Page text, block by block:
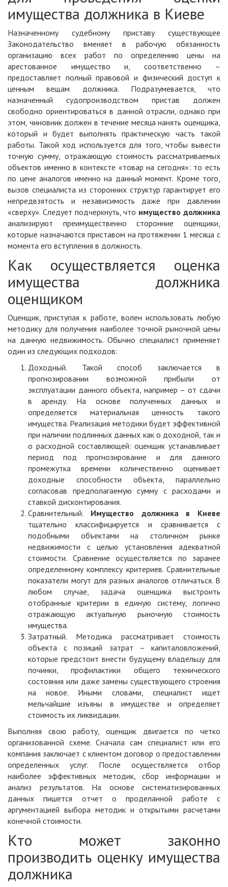
имущества должника в Киеве
Назначенному судебному приставу существующее
Законодательство вменяет в рабочую обязанность
организацию всех работ по определению цены на
арестованное имущество и, соответственно –
предоставляет полный правовой и физический доступ к
ценным вещам должника. Подразумевается, что
назначенный судопроизводством пристав должен
свободно ориентироваться в данной отрасли, однако при
этом, чиновник должен в течение месяца нанять оценщика,
который и будет выполнять практическую часть такой
работы. Такой ход используется для того, чтобы вывести
точную сумму, отражающую стоимость рассматриваемых
объектов именно в контексте «товар на сегодня»: то есть
по цене аналогов именно на данный момент. Кроме того,
вызов специалиста из сторонних структур гарантирует его
непредвзятость и независимость даже при давлении
«сверху». Следует подчеркнуть, что имущество должника
анализируют преимущественно сторонние оценщики,
которые назначаются приставом на протяжении 1 месяца с
момента его вступления в должность.
Как осуществляется оценка
имущества должника
оценщиком
Оценщик, приступая к работе, волен использовать любую
методику для получения наиболее точной рыночной цены
на данную недвижимость. Обычно специалист применяет
один из следующих подходов:
Доходный. Такой способ заключается в
прогнозировании возможной прибыли от
эксплуатации данного объекта, например – от сдачи
в аренду. На основе полученных данных и
определяется материальная ценность такого
имущества. Реализация методики будет эффективной
при наличии подлинных данных как о доходной, так и
о расходной составляющей: оценщик устанавливает
период под прогнозирование и для данного
промежутка времени количественно оценивает
доходные способности объекта, параллельно
согласовав предполагаемую сумму с расходами и
ставкой дисконтирования.
Сравнительный. Имущество должника в Киеве
тщательно классифицируется и сравнивается с
подобными объектами на столичном рынке
недвижимости с целью установления адекватной
стоимости. Сравнение осуществляется по заранее
определенному комплексу критериев. Сравнительные
показатели могут для разных аналогов отличаться. В
любом случае, задача оценщика выстроить
отобранные критерии в единую систему, логично
отражающую актуальную рыночную стоимость
имущества.
Затратный. Методика рассматривает стоимость
объекта с позиций затрат – капиталовложений,
которые предстоит внести будущему владельцу для
починки, профилактики общего технического
состояния или даже замены существующего строения
на новое. Иными словами, специалист ищет
мельчайшие изъяны в имуществе и определяет
стоимость их ликвидации.
Выполняя свою работу, оценщик двигается по четко
организованной схеме. Сначала сам специалист или его
компания заключает с клиентом договор о предоставлении
определенных услуг. После осуществляется отбор
наиболее эффективных методик, сбор информации и
анализ результатов. На основе систематизированных
данных пишется отчет о проделанной работе с
аргументацией выбора методик и открытыми расчетами
конечной стоимости.
Кто может законно
производить оценку имущества
должника